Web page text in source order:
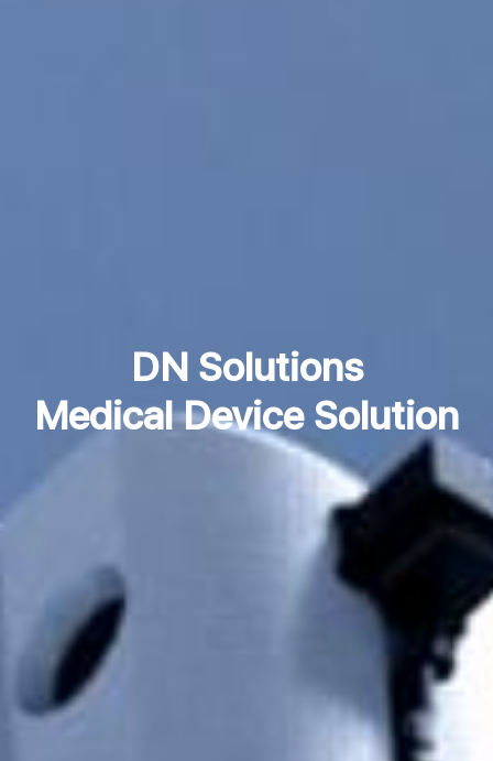
DN Solutions
Medical Device Solution